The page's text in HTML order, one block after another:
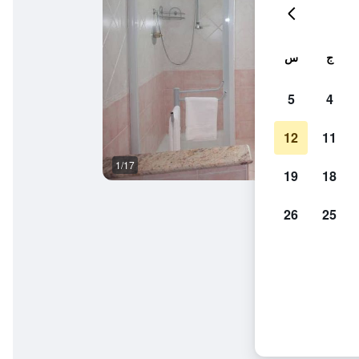
1/17
ج س
4
5
11
12
18
19
25
26